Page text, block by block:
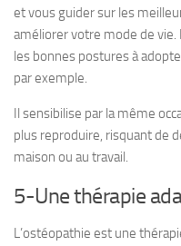
et vous guider sur les
améliorer votre mode de
les bonnes postures à
par exemple.
Il sensibilise par la même
plus reproduire, risquant de
maison ou au travail.
5-Une thérapie
L’ostéopathie est une